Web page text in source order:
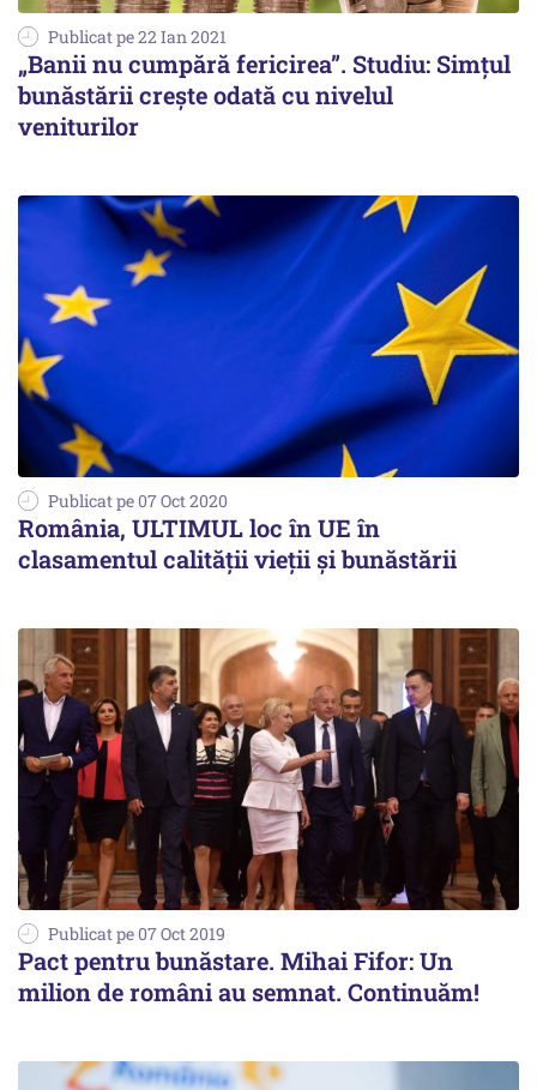
Publicat pe 22 Ian 2021
„Banii nu cumpără fericirea”. Studiu: Simțul
bunăstării crește odată cu nivelul
veniturilor
Publicat pe 07 Oct 2020
România, ULTIMUL loc în UE în
clasamentul calității vieții și bunăstării
Publicat pe 07 Oct 2019
Pact pentru bunăstare. Mihai Fifor: Un
milion de români au semnat. Continuăm!